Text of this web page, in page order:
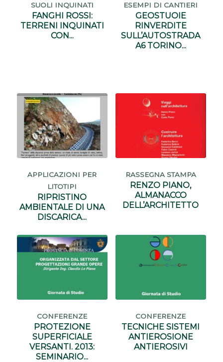
SUOLI INQUINATI
FANGHI ROSSI:
TERRENI INQUINATI
CON...
ESEMPI DI CANTIERI
GEOSTUOIE
RINVERDITE
SULL’AUTOSTRADA
A6 TORINO...
APPLICAZIONI PER
LITOTIPI
RIPRISTINO
AMBIENTALE DI UNA
DISCARICA...
RASSEGNA STAMPA
RENZO PIANO,
ALMANACCO
DELL’ARCHITETTO
CONFERENZE
PROTEZIONE
SUPERFICIALE
VERSANTI. 2013:
SEMINARIO...
CONFERENZE
TECNICHE SISTEMI
ANTIEROSIONE
ANTIEROSIVI